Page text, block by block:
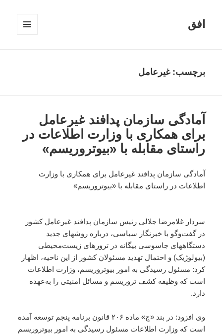
افق
برچسب:غیرعامل
آمادگی سازمان پدافند غیرعامل
برای همکاری با وزارت اطلاعات در
راستای مقابله با «بیوتروریسم»
آمادگی سازمان پدافند غیرعامل برای همکاری با وزارت
اطلاعات در راستای مقابله با «بیوتروریسم»
سردار غلامرضا جلالی رئیس سازمان پدافند غیرعامل کشور
در گفت‌وگو با خبرنگار سیاسی، درباره روشهای جدید
دستگاههای جاسوسی بیگانه در ترورهای زیست‌محیطی
(بیولوژیک) و احتمال تهدید مسئولان کشور از این ناحیه، اظهار
کرد: مسئول رسیدگی به امور بیوتروریسم، وزارت اطلاعات
است که وظیفه کشف تروریسم و مسائل امنیتی را به‌عهده
دارد.
وی افزود: در بند «ج» ماده ۲۰۶ قانون برنامه پنجم توسعه آمده
است که وزارت اطلاعات مسئول رسیدگی به امور بیوتروریسم